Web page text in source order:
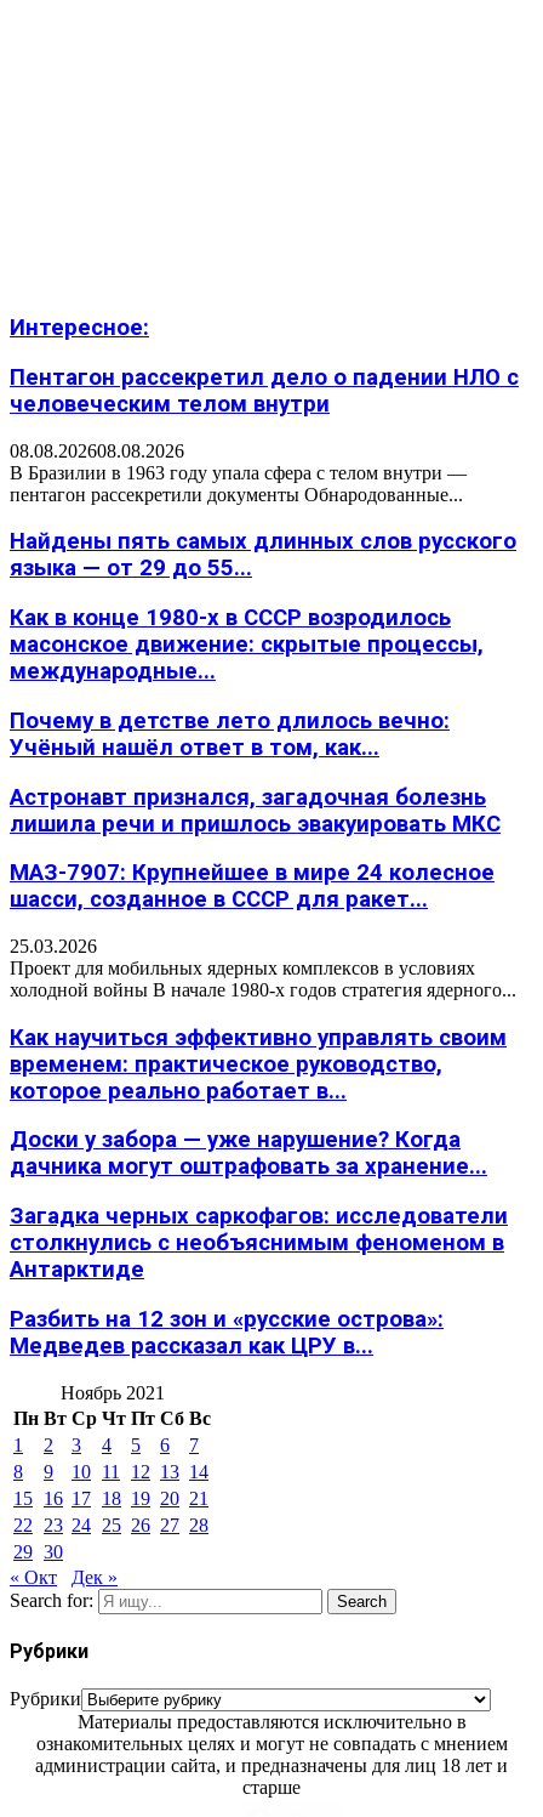
Интересное:
Пентагон рассекретил дело о падении НЛО с
человеческим телом внутри
08.08.202608.08.2026
В Бразилии в 1963 году упала сфера с телом внутри —
пентагон рассекретили документы Обнародованные...
Найдены пять самых длинных слов русского
языка — от 29 до 55...
Как в конце 1980-х в СССР возродилось
масонское движение: скрытые процессы,
международные...
Почему в детстве лето длилось вечно:
Учёный нашёл ответ в том, как...
Астронавт признался, загадочная болезнь
лишила речи и пришлось эвакуировать МКС
МАЗ-7907: Крупнейшее в мире 24 колесное
шасси, созданное в СССР для ракет...
25.03.2026
Проект для мобильных ядерных комплексов в условиях
холодной войны В начале 1980-х годов стратегия ядерного...
Как научиться эффективно управлять своим
временем: практическое руководство,
которое реально работает в...
Доски у забора — уже нарушение? Когда
дачника могут оштрафовать за хранение...
Загадка черных саркофагов: исследователи
столкнулись с необъяснимым феноменом в
Антарктиде
Разбить на 12 зон и «русские острова»:
Медведев рассказал как ЦРУ в...
Ноябрь 2021
Пн Вт Ср Чт Пт Сб Вс
1
2 3 4 5 6
7
8
9 10 11 12 13 14
15 16 17 18 19 20 21
22
23 24 25 26 27 28
29 30
« Окт
Дек »
Search for:
Search
Рубрики
Рубрики
Материалы предоставляются исключительно в
ознакомительных целях и могут не совпадать с мнением
администрации сайта, и предназначены для лиц 18 лет и
старше